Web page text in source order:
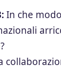
In che